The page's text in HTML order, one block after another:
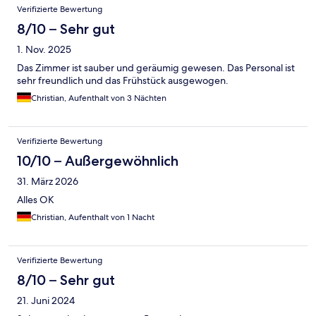
Verifizierte Bewertung
8/10 – Sehr gut
1. Nov. 2025
Das Zimmer ist sauber und geräumig gewesen. Das Personal ist
sehr freundlich und das Frühstück ausgewogen.
Christian, Aufenthalt von 3 Nächten
Verifizierte Bewertung
10/10 – Außergewöhnlich
31. März 2026
Alles OK
Christian, Aufenthalt von 1 Nacht
Verifizierte Bewertung
8/10 – Sehr gut
21. Juni 2024